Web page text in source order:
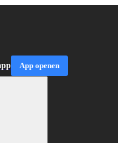
App openen